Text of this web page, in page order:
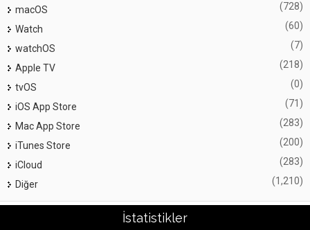
macOS (728)
Watch (60)
watchOS (7)
Apple TV (218)
tvOS (0)
iOS App Store (71)
Mac App Store (283)
iTunes Store (200)
iCloud (283)
Diğer (1,210)
İstatistikler